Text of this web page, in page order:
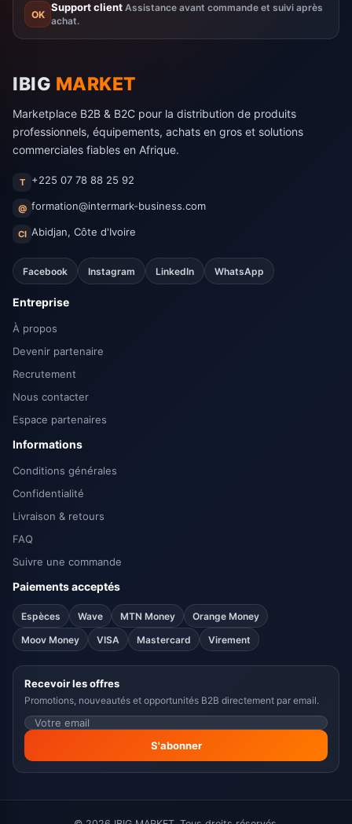
OK
Support client Assistance avant commande et suivi après
achat.
IBIG MARKET
Marketplace B2B & B2C pour la distribution de produits
professionnels, équipements, achats en gros et solutions
commerciales fiables en Afrique.
T +225 07 78 88 25 92
@ formation@intermark-business.com
CI Abidjan, Côte d'Ivoire
Facebook Instagram LinkedIn WhatsApp
Entreprise
À propos
Devenir partenaire
Recrutement
Nous contacter
Espace partenaires
Informations
Conditions générales
Confidentialité
Livraison & retours
FAQ
Suivre une commande
Paiements acceptés
Espèces Wave MTN Money
Orange Money
Moov Money
VISA Mastercard Virement
Recevoir les offres
Promotions, nouveautés et opportunités B2B directement par email.
S'abonner